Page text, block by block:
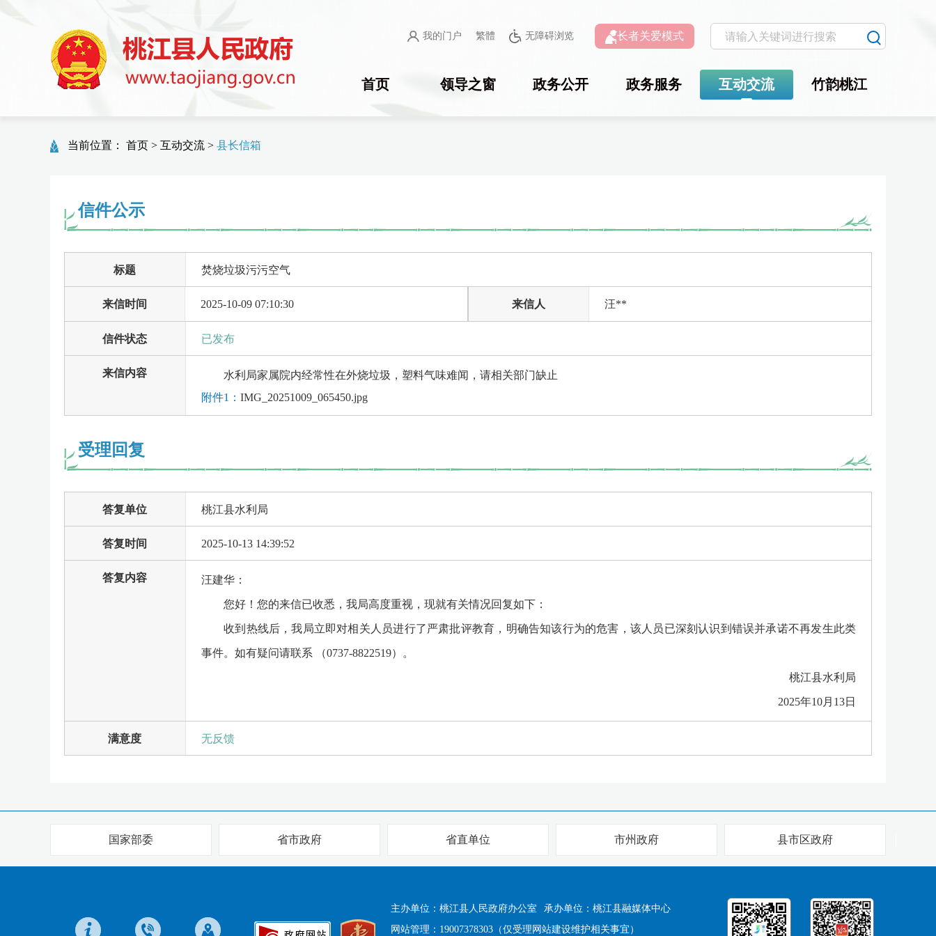
我的门户 繁體 无障碍浏览 长者关爱模式
首页 领导之窗 政务公开 政务服务 互动交流 竹韵桃江
当前位置： 首页 > 互动交流 > 县长信箱
信件公示
标题 焚烧垃圾污污空气
来信时间 2025-10-09 07:10:30 来信人 汪**
信件状态 已发布
来信内容
水利局家属院内经常性在外烧垃圾，塑料气味难闻，请相关部门缺止
附件1： IMG_20251009_065450.jpg
受理回复
答复单位 桃江县水利局
答复时间 2025-10-13 14:39:52
答复内容 汪建华：
您好！您的来信已收悉，我局高度重视，现就有关情况回复如下：
收到热线后，我局立即对相关人员进行了严肃批评教育，明确告知该行为的危害，该人员已深刻认识到错误并承诺不再发生此类
事件。如有疑问请联系 （0737-8822519）。
桃江县水利局
2025年10月13日
满意度 无反馈
国家部委 省市政府 省直单位 市州政府 县市区政府
主办单位：桃江县人民政府办公室
承办单位：桃江县融媒体中心
网站管理：19007378303（仅受理网站建设维护相关事宜）